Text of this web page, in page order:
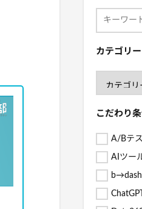
カテゴリー
こだわり
A/Bテ
AIツー
b→dash
ChatGPT